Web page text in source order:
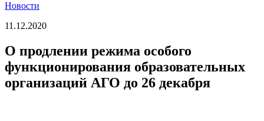
Новости
11.12.2020
О продлении режима особого
функционирования образовательных
организаций АГО до 26 декабря